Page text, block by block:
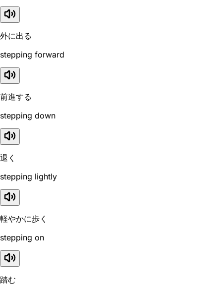
外に出る
stepping forward
前進する
stepping down
退く
stepping lightly
軽やかに歩く
stepping on
踏む